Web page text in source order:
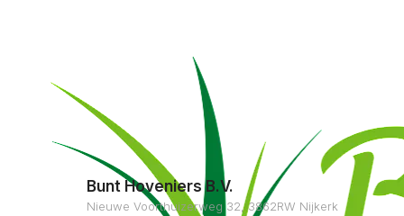
Bunt Hoveniers B.V.
Nieuwe Voorthuizerweg 32, 3862RW Nijkerk